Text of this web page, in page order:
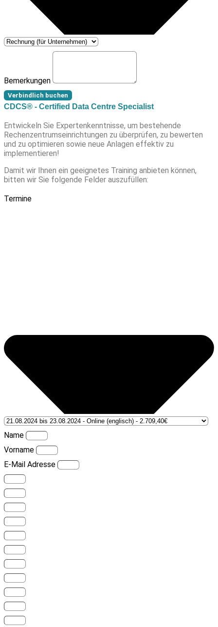
Bemerkungen
Verbindlich buchen
CDCS® - Certified Data Centre Specialist
Entwickeln Sie Expertenkenntnisse, um bestehende
Rechenzentrumseinrichtungen zu überprüfen, zu bewerten
und zu optimieren sowie neue Anlagen effektiv zu
implementieren!
Damit wir Ihnen ein geeignetes Training anbieten können,
bitten wir Sie folgende Felder auszufüllen:
Termine
Name
Vorname
E-Mail Adresse